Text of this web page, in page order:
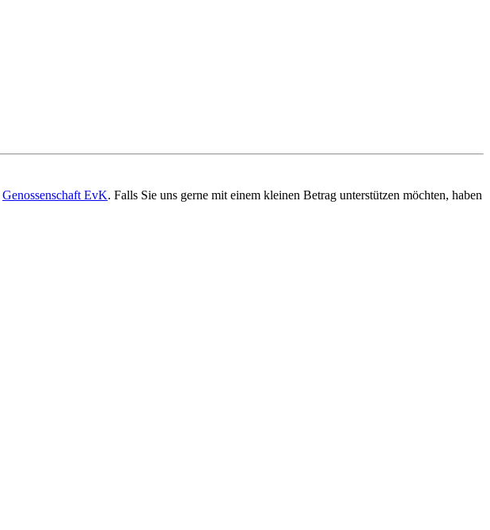
Genossenschaft EvK. Falls Sie uns gerne mit einem kleinen Betrag unterstützen möchten, haben